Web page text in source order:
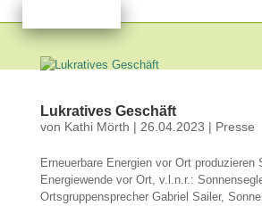
Lukratives Geschäft
von Kathi Mörth | 26.04.2023 | Presse
Erneuerbare Energien vor Ort produzieren
Energiewende vor Ort, v.l.n.r.:
Ortsgruppensprecher Gabriel Sailer,